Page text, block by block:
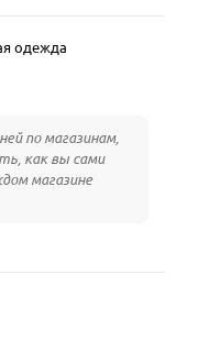
одежда
по магазинам,
как вы сами
магазине